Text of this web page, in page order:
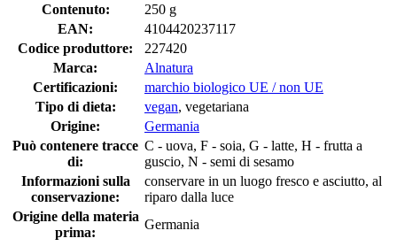
Contenuto:
250 g
EAN:
4104420237117
Codice produttore:
227420
Marca:
Alnatura
Certificazioni:
marchio biologico UE / non UE
Tipo di dieta:
vegan, vegetariana
Origine:
Germania
Può contenere tracce
di:
C - uova, F - soia, G - latte, H - frutta a
guscio, N - semi di sesamo
Informazioni sulla
conservazione:
conservare in un luogo fresco e asciutto, al
riparo dalla luce
Origine della materia
prima:
Germania